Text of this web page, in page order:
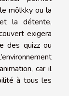
mölkky ou la
la détente,
exigera
des quizz ou
car il
à tous les